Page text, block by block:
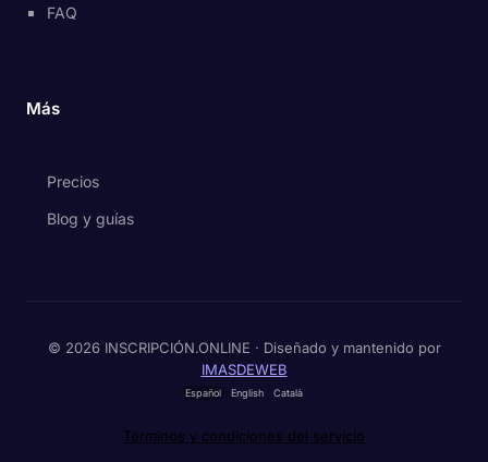
FAQ
Más
Precios
Blog y guías
© 2026 INSCRIPCIÓN.ONLINE · Diseñado y mantenido por
IMASDEWEB
Español English Català
Términos y condiciones del servicio